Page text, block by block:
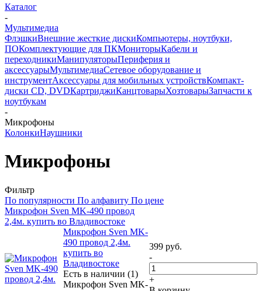
Каталог
-
Мультимедиа
ФлэшкиВнешние жесткие дискиКомпьютеры, ноутбуки,
ПОКомплектующие для ПКМониторыКабели и
переходникиМанипуляторыПериферия и
аксессуарыМультимедиаСетевое оборудование и
инструментАксессуары для мобильных устройствКомпакт-
диски CD, DVDКартриджиКанцтоварыХозтоварыЗапчасти к
ноутбукам
-
Микрофоны
КолонкиНаушники
Микрофоны
Фильтр
По популярности По алфавиту По цене
Микрофон Sven MK-490 провод
2,4м. купить во Владивостоке
Микрофон Sven MK-
490 провод 2,4м.
купить во
Владивостоке
Есть в наличии (1)
Микрофон Sven MK-
399 руб.
-
+